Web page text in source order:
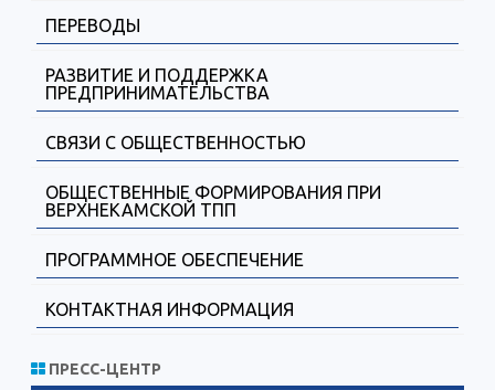
ПЕРЕВОДЫ
РАЗВИТИЕ И ПОДДЕРЖКА
ПРЕДПРИНИМАТЕЛЬСТВА
СВЯЗИ С ОБЩЕСТВЕННОСТЬЮ
ОБЩЕСТВЕННЫЕ ФОРМИРОВАНИЯ ПРИ
ВЕРХНЕКАМСКОЙ ТПП
ПРОГРАММНОЕ ОБЕСПЕЧЕНИЕ
КОНТАКТНАЯ ИНФОРМАЦИЯ
ПРЕСС-ЦЕНТР